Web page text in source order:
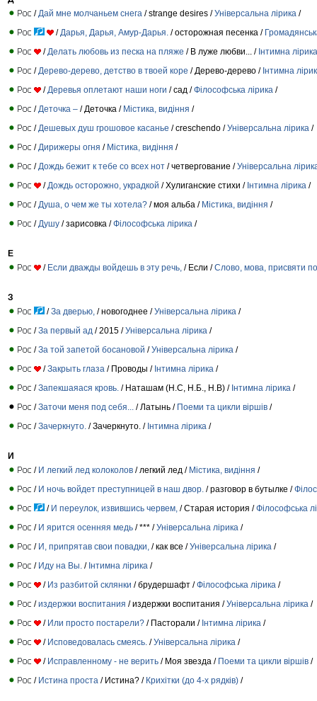
/ Дай мне молчаньем снега / strange desires /Універсальна лірика /
/ Дарья, Дарья, Амур-Дарья. / осторожная песенка /
/ Делать любовь из песка на пляже / В луже любви... / Інтимна лірика
/ Дерево-дерево, детство в твоей коре / Дерево-дерево / Інтимна
/ Деревья оплетают наши ноги / сад /Філософська лірика /
/ Деточка – / Деточка / Містика, видіння /
/ Дешевых душ грошовое касанье / creschendo /Універсальна лірика /
/ Дирижеры огня / Містика, видіння /
/ Дождь бежит к тебе со всех нот / четвергование /Універсальна
/ Дождь осторожно, украдкой / Хулиганские стихи / Інтимна лірика /
/ Душа, о чем же ты хотела? / моя альба / Містика, видіння /
/ Душу / зарисовка /Філософська лірика /
Е
/ Если дважды войдешь в эту речь, / Если /Слово, мова, присвяти
З
/За дверью, / новогоднее /Універсальна лірика /
/За первый ад / 2015 /Універсальна лірика /
/За той запетой босановой /Універсальна лірика /
/Закрыть глаза / Проводы / Інтимна лірика /
/Запекшаяася кровь. / Наташам (Н.С, Н.Б., Н.В) / Інтимна лірика /
/Заточи меня под себя... / Латынь / Поеми та цикли віршів /
/Зачеркнуто. / Зачеркнуто. / Інтимна лірика /
И
/ И легкий лед колоколов / легкий лед / Містика, видіння /
/ И ночь войдет преступницей в наш двор. / разговор в бутылке /
/ И переулок, извившись червем, / Старая история /Філософська
/ И ярится осенняя медь / *** /Універсальна лірика /
/ И, припрятав свои повадки, / как все /Універсальна лірика /
/ Иду на Вы. / Інтимна лірика /
/ Из разбитой склянки / брудершафт /Філософська лірика /
/издержки воспитания / издержки воспитания /Універсальна лірика /
/ Или просто постарели? / Пасторали / Інтимна лірика /
/ Исповедовалась смеясь. /Універсальна лірика /
/ Исправленному - не верить / Моя звезда / Поеми та цикли віршів /
/ Истина проста / Истина? / Крихітки (до 4-х рядків) /